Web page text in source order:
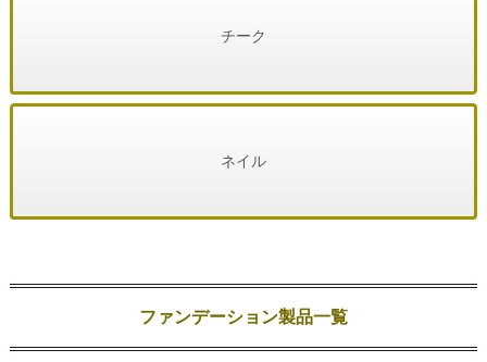
チーク
ネイル
ファンデーション製品一覧